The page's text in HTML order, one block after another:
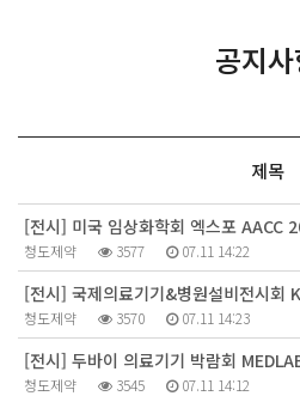
공지
제목
[전시] 미국 임상화학회 엑스포 AACC
청도제약 3577 07.11 14:22
[전시] 국제의료기기&병원설비전시회
청도제약 3570 07.11 14:23
[전시] 두바이 의료기기 박람회
청도제약 3545 07.11 14:12